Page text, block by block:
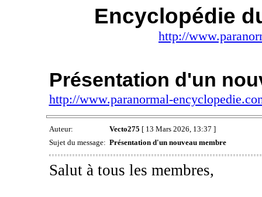
Encyclopédie
http://
Présentation d'un
http://www.paranormal-
Auteur: Vecto275 [ 13 Mars 2026, 13:37 ]
Sujet du message: Présentation d'un nouveau membre
Salut à tous les membres,